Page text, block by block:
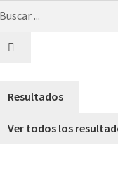
Resultados
Ver todos los